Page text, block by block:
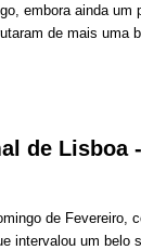
embora ainda um
de mais uma
Informal de
de Lisboa
de Fevereiro,
intervalou um belo